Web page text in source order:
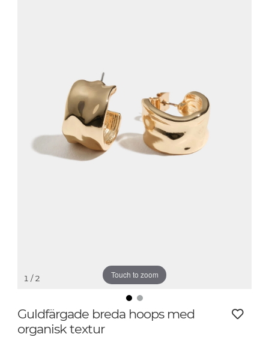
Touch to zoom
1 / 2
Guldfärgade breda hoops med
organisk textur